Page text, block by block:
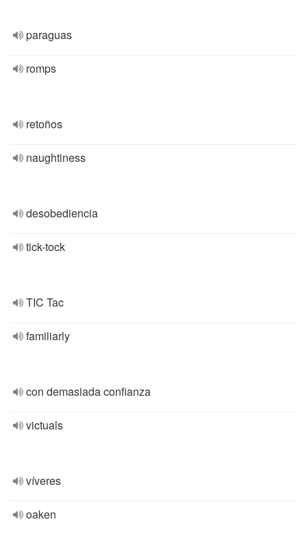
paraguas
romps
retoños
naughtiness
desobediencia
tick-tock
TIC Tac
familiarly
con demasiada confianza
victuals
víveres
oaken